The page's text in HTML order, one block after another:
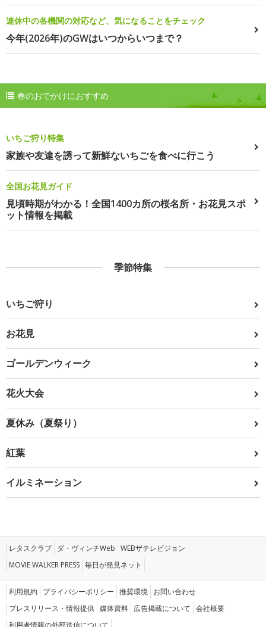
連休中の各機関の対応など、気になることをチェック
今年(2026年)のGWはいつからいつまで？
春のおでかけにおすすめ
いちご狩り特集
家族や友達を誘って新鮮ないちごを食べに行こう
全国お花見ガイド
見頃時期がわかる！全国1400カ所の桜名所・お花見スポ
ット情報を掲載
季節特集
いちご狩り
お花見
ゴールデンウィーク
花火大会
夏休み（夏祭り）
紅葉
イルミネーション
レタスクラブ ダ・ヴィンチWeb WEBザテレビジョン
MOVIE WALKER PRESS 毎日が発見ネット
利用規約 プライバシーポリシー 推奨環境 お問い合わせ
プレスリリース・情報提供 媒体資料 広告掲載について 会社概要